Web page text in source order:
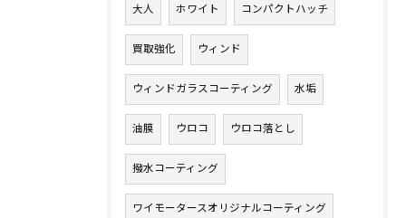
大人 ホワイト コンパクトハッチ
買取強化 ウィンド
ウィンドガラスコーティング 水垢
油膜 ウロコ ウロコ落とし
撥水コーティング
ワイモータースオリジナルコーティング